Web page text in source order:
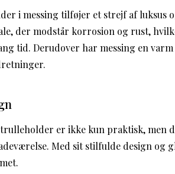
i messing tilføjer et strejf af luksus
der modstår korrosion og rust,
tid. Derudover har messing en
er ikke kun praktisk, men
Med sit stilfulde design og